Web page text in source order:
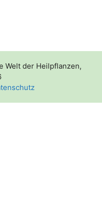
Welt der Heilpflanzen,